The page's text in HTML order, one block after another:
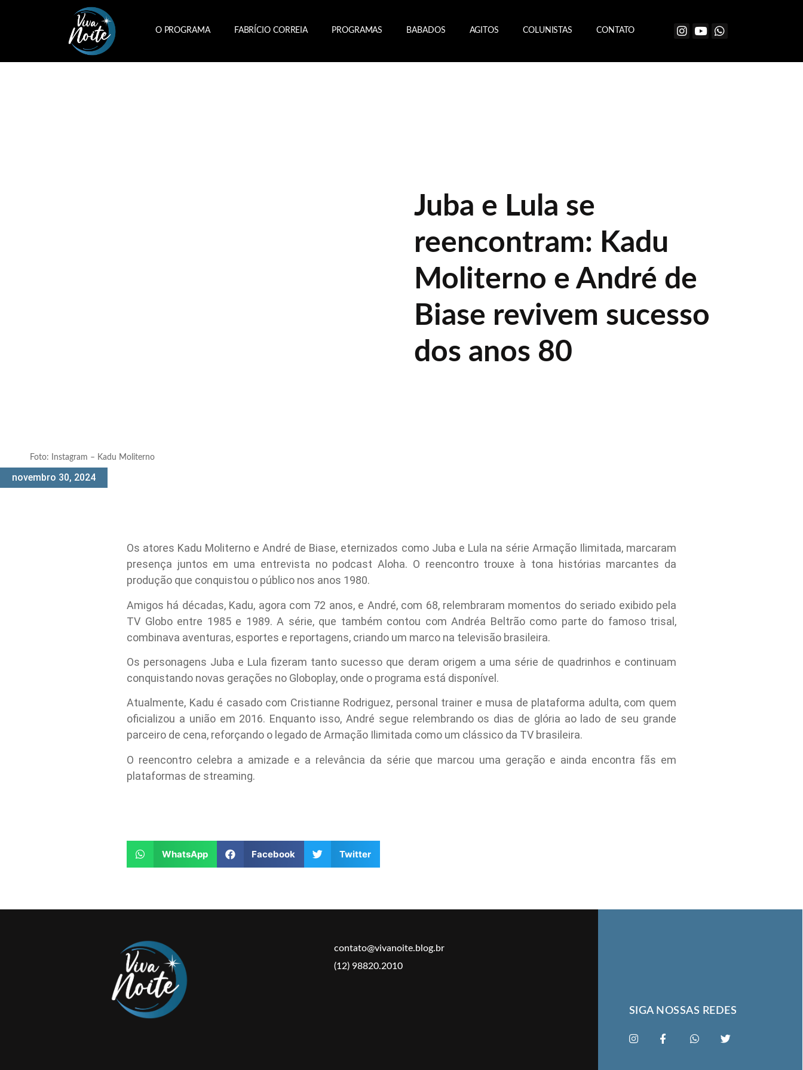
O PROGRAMA FABRÍCIO CORREIA PROGRAMAS BABADOS AGITOS COLUNISTAS CONTATO
Foto: Instagram – Kadu Moliterno
novembro 30, 2024
Juba e Lula se
reencontram: Kadu
Moliterno e André de
Biase revivem sucesso
dos anos 80
Os atores Kadu Moliterno e André de Biase, eternizados como Juba e Lula na série Armação Ilimitada, marcaram
presença juntos em uma entrevista no podcast Aloha. O reencontro trouxe à tona histórias marcantes da
produção que conquistou o público nos anos 1980.
Amigos há décadas, Kadu, agora com 72 anos, e André, com 68, relembraram momentos do seriado exibido pela
TV Globo entre 1985 e 1989. A série, que também contou com Andréa Beltrão como parte do famoso trisal,
combinava aventuras, esportes e reportagens, criando um marco na televisão brasileira.
Os personagens Juba e Lula fizeram tanto sucesso que deram origem a uma série de quadrinhos e continuam
conquistando novas gerações no Globoplay, onde o programa está disponível.
Atualmente, Kadu é casado com Cristianne Rodriguez, personal trainer e musa de plataforma adulta, com quem
oficializou a união em 2016. Enquanto isso, André segue relembrando os dias de glória ao lado de seu grande
parceiro de cena, reforçando o legado de Armação Ilimitada como um clássico da TV brasileira.
O reencontro celebra a amizade e a relevância da série que marcou uma geração e ainda encontra fãs em
plataformas de streaming.
WhatsApp Facebook Twitter
contato@vivanoite.blog.br
(12) 98820.2010
SIGA NOSSAS REDES